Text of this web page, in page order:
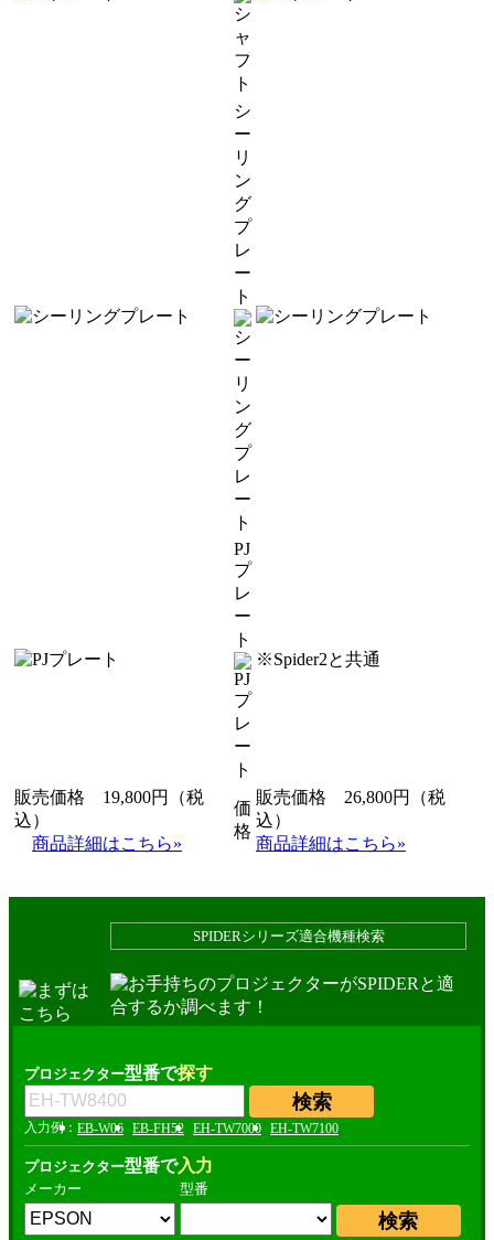
シ
ー
リ
ン
グ
プ
レ
ー
ト
PJ
プ
レ
ー
ト
※Spider2と共通
販売価格 19,800円（税
込）
商品詳細はこちら»
価
格
販売価格 26,800円（税
込）
商品詳細はこちら»
SPIDERシリーズ適合機種検索
プロジェクター型番で探す
EB-W06 EB-FH52 EH-TW7000 EH-TW7100
プロジェクター型番で入力
メーカー 型番